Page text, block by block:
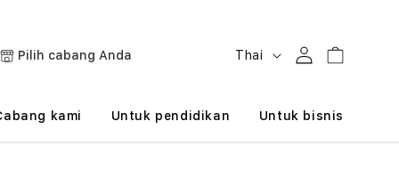
Pilih cabang Anda
B
h
Thai MasukKeranjang
kami Untuk pendidikan Untuk bisnis